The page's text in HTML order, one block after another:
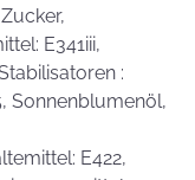
E341iii,
:
Sonnenblumenöl,
E422,